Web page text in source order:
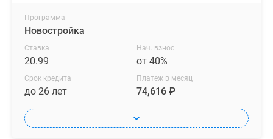
Программа
Новостройка
Ставка
20.99
Нач. взнос
от 40%
Срок кредита
до 26 лет
Платеж в месяц
74,616 ₽